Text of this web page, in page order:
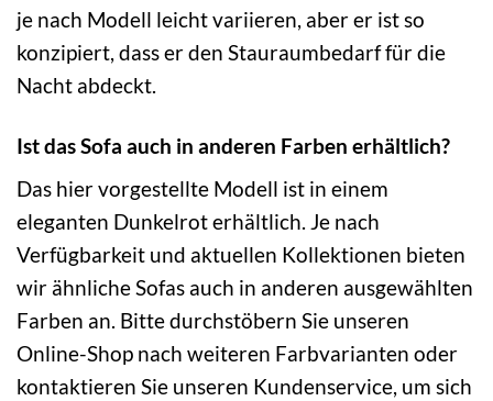
je nach Modell leicht variieren, aber er ist so
konzipiert, dass er den Stauraumbedarf für die
Nacht abdeckt.
Ist das Sofa auch in anderen Farben erhältlich?
Das hier vorgestellte Modell ist in einem
eleganten Dunkelrot erhältlich. Je nach
Verfügbarkeit und aktuellen Kollektionen bieten
wir ähnliche Sofas auch in anderen ausgewählten
Farben an. Bitte durchstöbern Sie unseren
Online-Shop nach weiteren Farbvarianten oder
kontaktieren Sie unseren Kundenservice, um sich